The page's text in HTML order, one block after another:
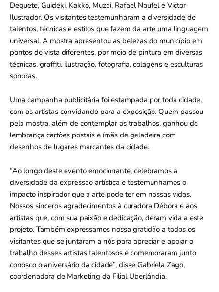
Dequete, Guideki, Kakko, Muzai, Rafael Naufel e Victor
Ilustrador. Os visitantes testemunharam a diversidade de
talentos, técnicas e estilos que fazem da arte uma linguagem
universal. A mostra apresentou as belezas do município em
pontos de vista diferentes, por meio de pintura em diversas
técnicas, graffiti, ilustração, fotografia, colagens e esculturas
sonoras.
Uma campanha publicitária foi estampada por toda cidade,
com os artistas convidando para a exposição. Quem passou
pela mostra, além de contemplar os trabalhos, ganhou de
lembrança cartões postais e ímãs de geladeira com
desenhos de lugares marcantes da cidade.
“Ao longo deste evento emocionante, celebramos a
diversidade da expressão artística e testemunhamos o
impacto inspirador que a arte pode ter em nossas vidas.
Nossos sinceros agradecimentos à curadora Débora e aos
artistas que, com sua paixão e dedicação, deram vida a este
projeto. Também expressamos nossa gratidão a todos os
visitantes que se juntaram a nós para apreciar e apoiar o
trabalho desses artistas talentosos e comemoraram junto
conosco o aniversário da cidade”, disse Gabriela Zago,
coordenadora de Marketing da Filial Uberlândia.